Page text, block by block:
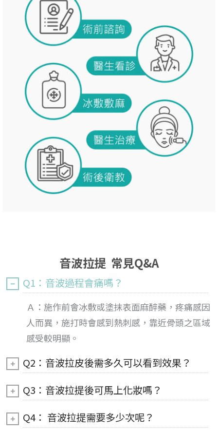
音波拉提 常見Q&A
Q1：音波過程會痛嗎？
Ａ：施作前會冰敷或塗抹表面麻醉藥，疼痛感因
人而異，施打時會感到熱刺感，靠近骨頭之區域
感受較明顯。
Q2：音波拉皮後需多久可以看到效果？
Q3：音波拉提後可馬上化妝嗎？
Q4： 音波拉提需要多少次呢？